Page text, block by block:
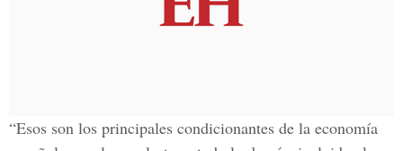
“Esos son los principales condicionantes de la economía